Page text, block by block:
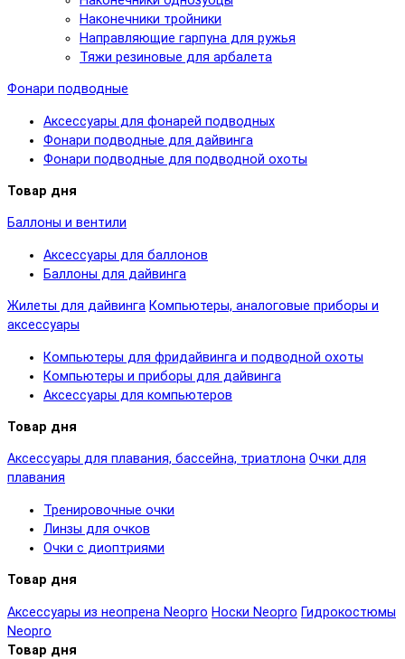
Наконечники тройники
Направляющие гарпуна для ружья
Тяжи резиновые для арбалета
Фонари подводные
Аксессуары для фонарей подводных
Фонари подводные для дайвинга
Фонари подводные для подводной охоты
Товар дня
Баллоны и вентили
Аксессуары для баллонов
Баллоны для дайвинга
Жилеты для дайвинга Компьютеры, аналоговые приборы и
аксессуары
Компьютеры для фридайвинга и подводной охоты
Компьютеры и приборы для дайвинга
Аксессуары для компьютеров
Товар дня
Аксессуары для плавания, бассейна, триатлона Очки для
плавания
Тренировочные очки
Линзы для очков
Очки с диоптриями
Товар дня
Аксессуары из неопрена Neopro Носки Neopro Гидрокостюмы
Neopro
Товар дня